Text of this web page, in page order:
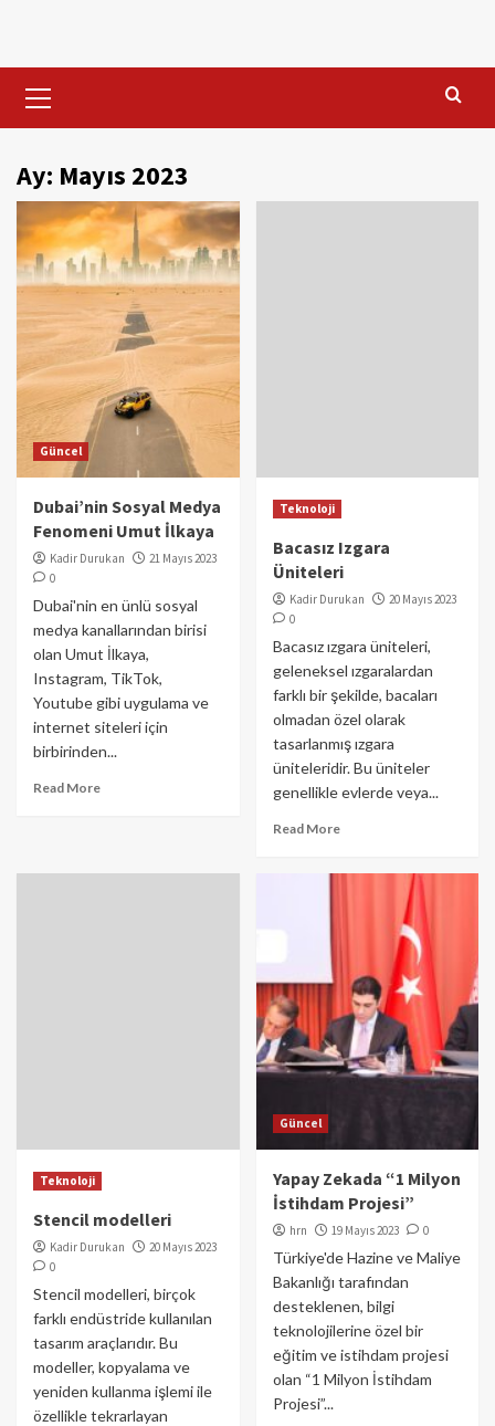
content
Menu
Ay: Mayıs 2023
Güncel
Dubai’nin Sosyal Medya
Fenomeni Umut İlkaya
Kadir Durukan
21 Mayıs 2023
0
Dubai'nin en ünlü sosyal
medya kanallarından birisi
olan Umut İlkaya,
Instagram, TikTok,
Youtube gibi uygulama ve
internet siteleri için
birbirinden...
Read More
Teknoloji
Bacasız Izgara
Üniteleri
Kadir Durukan
20 Mayıs 2023
0
Bacasız ızgara üniteleri,
geleneksel ızgaralardan
farklı bir şekilde, bacaları
olmadan özel olarak
tasarlanmış ızgara
üniteleridir. Bu üniteler
genellikle evlerde veya...
Read More
Teknoloji
Stencil modelleri
Kadir Durukan
20 Mayıs 2023
0
Stencil modelleri, birçok
farklı endüstride kullanılan
tasarım araçlarıdır. Bu
modeller, kopyalama ve
yeniden kullanma işlemi ile
özellikle tekrarlayan
Güncel
Yapay Zekada “1 Milyon
İstihdam Projesi”
hrn 19 Mayıs 2023 0
Türkiye'de Hazine ve Maliye
Bakanlığı tarafından
desteklenen, bilgi
teknolojilerine özel bir
eğitim ve istihdam projesi
olan “1 Milyon İstihdam
Projesi”...